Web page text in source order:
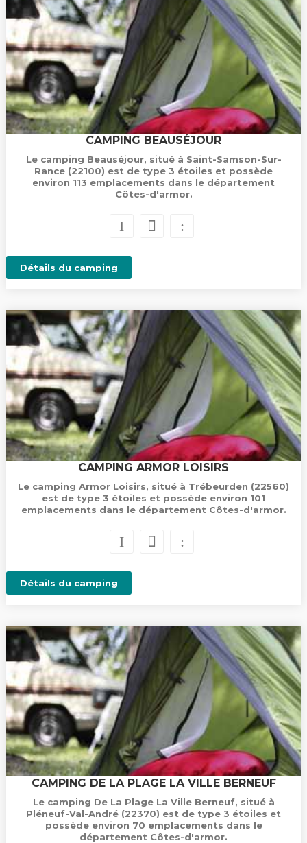
CAMPING BEAUSÉJOUR
Le camping Beauséjour, situé à Saint-Samson-Sur-
Rance (22100) est de type 3 étoiles et possède
environ 113 emplacements dans le département
Côtes-d'armor.
Détails du camping
CAMPING ARMOR LOISIRS
Le camping Armor Loisirs, situé à Trébeurden (22560)
est de type 3 étoiles et possède environ 101
emplacements dans le département Côtes-d'armor.
Détails du camping
CAMPING DE LA PLAGE LA VILLE BERNEUF
Le camping De La Plage La Ville Berneuf, situé à
Pléneuf-Val-André (22370) est de type 3 étoiles et
possède environ 70 emplacements dans le
département Côtes-d'armor.